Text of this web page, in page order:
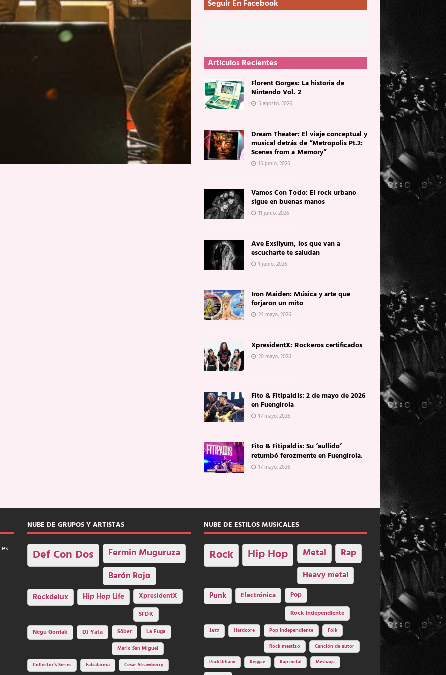
Seguir En Facebook
Artículos Recientes
Florent Gorges: La historia de
Nintendo Vol. 2
5 agosto, 2026
Dream Theater: El viaje conceptual y
musical detrás de “Metropolis Pt.2:
Scenes from a Memory”
15 junio, 2026
Vamos Con Todo: El rock urbano
sigue en buenas manos
11 junio, 2026
Ave Exsilyum, los que van a
escucharte te saludan
1 junio, 2026
Iron Maiden: Música y arte que
forjaron un mito
24 mayo, 2026
XpresidentX: Rockeros certificados
20 mayo, 2026
Fito & Fitipaldis: 2 de mayo de 2026
en Fuengirola
17 mayo, 2026
Fito & Fitipaldis: Su ‘aullido’
retumbó ferozmente en Fuengirola.
17 mayo, 2026
NUBE DE GRUPOS Y ARTISTAS
Def Con Dos Fermin Muguruza
Barón Rojo
Rockdelux Hip Hop Life
XpresidentX
SFDK
Negu Gorriak
DJ Yata Sôber
La Fuga
Mario San Miguel
Collector's Series
Falsalarma César Strawberry
NUBE DE ESTILOS MUSICALES
Rock Hip Hop Metal Rap
Heavy metal
Punk Electrónica
Pop
Rock independiente
Jazz Hardcore Pop Independiente Folk
Rock mestizo Canción de autor
Rock Urbano Reggae Rap metal Mestizaje